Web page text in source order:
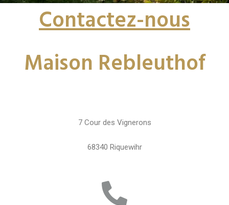
Contactez-nous
Maison Rebleuthof
7 Cour des Vignerons
68340 Riquewihr